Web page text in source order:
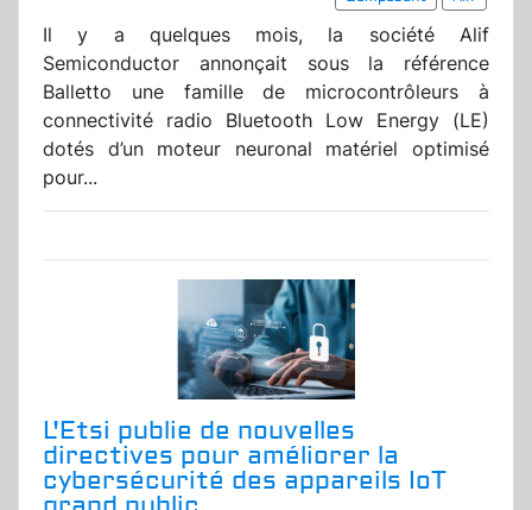
Il y a quelques mois, la société Alif
Semiconductor annonçait sous la référence
Balletto une famille de microcontrôleurs à
connectivité radio Bluetooth Low Energy (LE)
dotés d’un moteur neuronal matériel optimisé
pour...
L'Etsi publie de nouvelles
directives pour améliorer la
cybersécurité des appareils IoT